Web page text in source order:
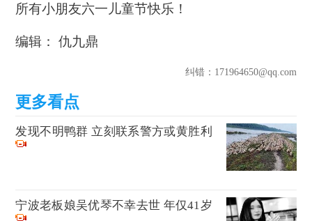
所有小朋友六一儿童节快乐！
编辑： 仇九鼎
纠错：171964650@qq.com
发现不明鸭群 立刻联系警方或黄胜利
宁波老板娘吴优琴不幸去世 年仅41岁